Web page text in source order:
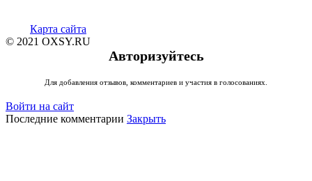
Карта сайта
© 2021 OXSY.RU
Авторизуйтесь
Для добавления отзывов, комментариев и участия в голосованиях.
Войти на сайт
Последние комментарии Закрыть